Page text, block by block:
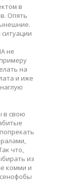
в
Опять
не
на
и иже
в свою
что,
из
комми и